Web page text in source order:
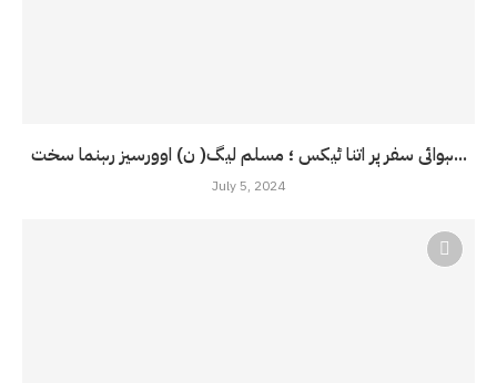
ہوائی سفر پر اتنا ٹیکس ؛ مسلم لیگ( ن) اوورسیز رہنما سخت...
July 5, 2024